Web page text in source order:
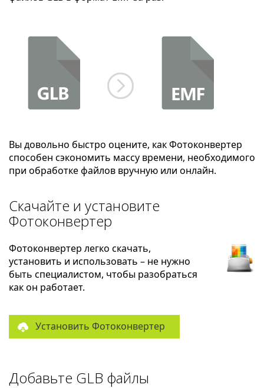
Вы довольно быстро оцените, как Фотоконвертер
способен сэкономить массу времени, необходимого
при обработке файлов вручную или онлайн.
Скачайте и установите
Фотоконвертер
Фотоконвертер легко скачать,
установить и использовать – не нужно
быть специалистом, чтобы разобраться
как он работает.
Установить Фотоконвертер
Добавьте GLB файлы